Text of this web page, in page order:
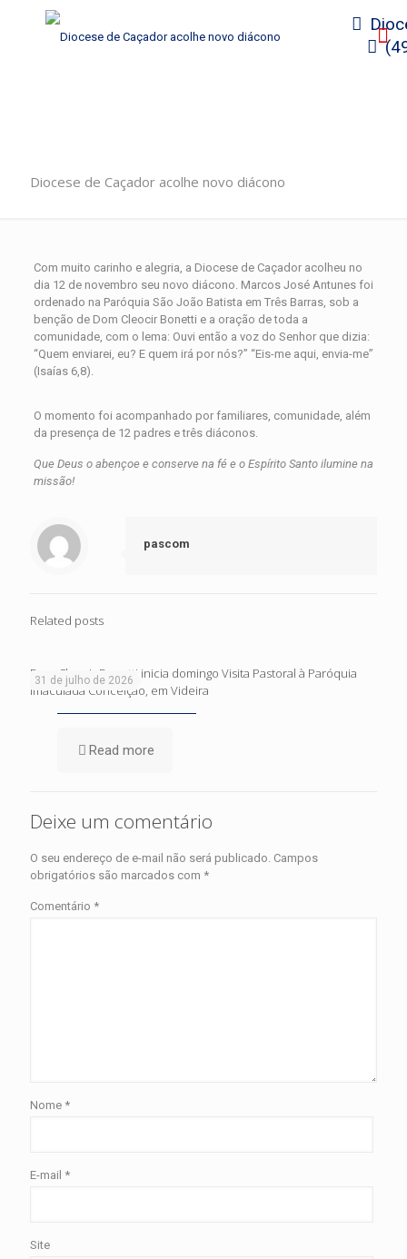
Diocese de Caçador acolhe novo diácono
Com muito carinho e alegria, a Diocese de Caçador acolheu no
dia 12 de novembro seu novo diácono. Marcos José Antunes foi
ordenado na Paróquia São João Batista em Três Barras, sob a
benção de Dom Cleocir Bonetti e a oração de toda a
comunidade, com o lema: Ouvi então a voz do Senhor que dizia:
“Quem enviarei, eu? E quem irá por nós?” “Eis-me aqui, envia-me”
(Isaías 6,8).
O momento foi acompanhado por familiares, comunidade, além
da presença de 12 padres e três diáconos.
Que Deus o abençoe e conserve na fé e o Espírito Santo ilumine na
missão!
pascom
Related posts
31 de julho de 2026
Dom Cleocir Bonetti inicia domingo Visita Pastoral à Paróquia
Imaculada Conceição, em Videira
Read more
Deixe um comentário
O seu endereço de e-mail não será publicado. Campos
obrigatórios são marcados com *
Comentário *
Nome *
E-mail *
Site